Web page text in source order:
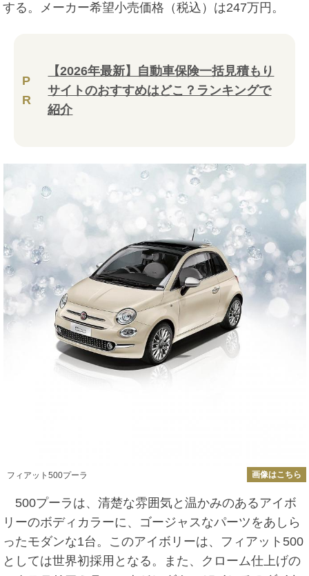
する。メーカー希望小売価格（税込）は247万円。
P
R
【2026年最新】自動車保険一括見積もり
サイトのおすすめはどこ？ランキングで
紹介
フィアット500プーラ 画像はこちら
500プーラは、清楚な雰囲気と温かみのあるアイボ
リーのボディカラーに、ゴージャスなパーツをあしら
ったモダンな1台。このアイボリーは、フィアット500
としては世界初採用となる。また、クローム仕上げの